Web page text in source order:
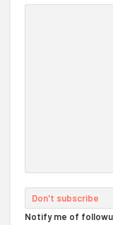
Notify me of